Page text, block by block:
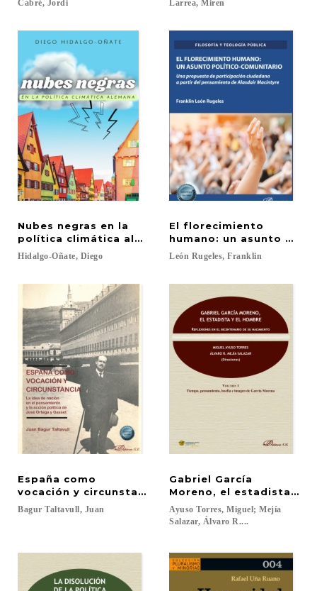
Cabré, Jordi Larrea, Miren
Nubes negras en la
política climática alemana
Hidalgo-Oñate, Diego
El florecimiento
humano: un asunto
León Rugeles, Franklin
España como
vocación y circunstancia
Bagur Taltavull, Juan
Gabriel García
Moreno, el estadista y
Ayuso Torres, Miguel; Mejía
Salazar, Álvaro R....